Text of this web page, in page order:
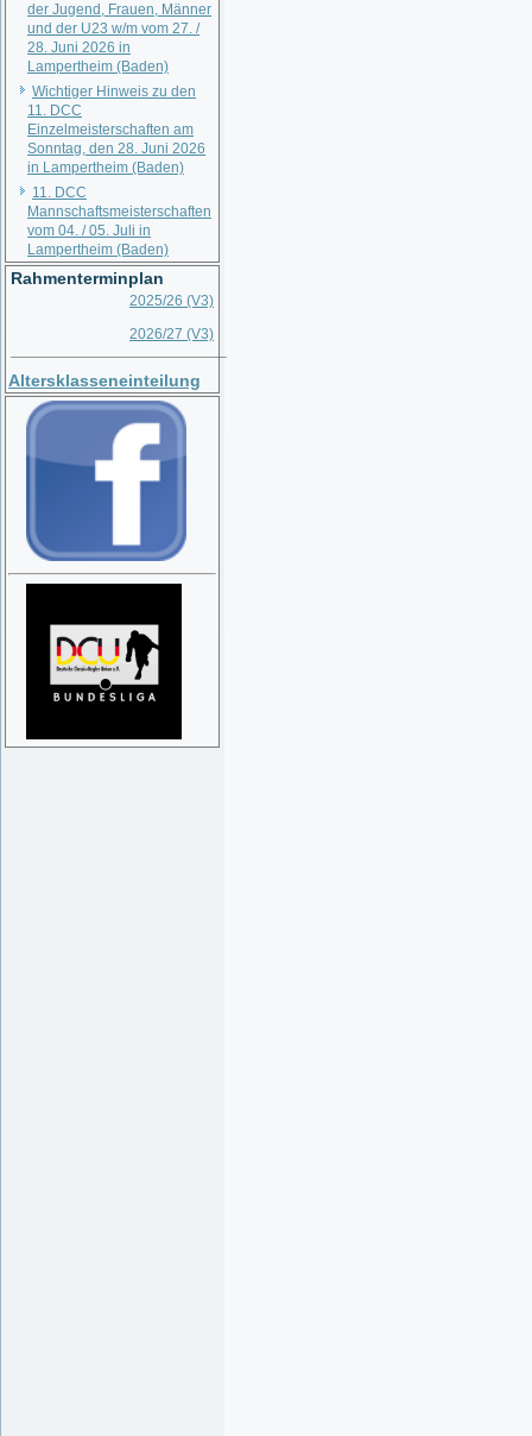
der Jugend, Frauen, Männer
und der U23 w/m vom 27. /
28. Juni 2026 in
Lampertheim (Baden)
Wichtiger Hinweis zu den
11. DCC
Einzelmeisterschaften am
Sonntag, den 28. Juni 2026
in Lampertheim (Baden)
11. DCC
Mannschaftsmeisterschaften
vom 04. / 05. Juli in
Lampertheim (Baden)
Rahmenterminplan
2025/26 (V3)
2026/27 (V3)
Altersklasseneinteilung